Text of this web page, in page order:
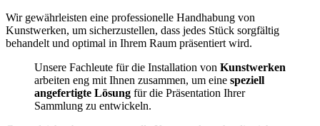
Wir gewährleisten eine professionelle Handhabung von
Kunstwerken, um sicherzustellen, dass jedes Stück sorgfältig
behandelt und optimal in Ihrem Raum präsentiert wird.
Unsere Fachleute für die Installation von Kunstwerken
arbeiten eng mit Ihnen zusammen, um eine speziell
angefertigte Lösung für die Präsentation Ihrer
Sammlung zu entwickeln.